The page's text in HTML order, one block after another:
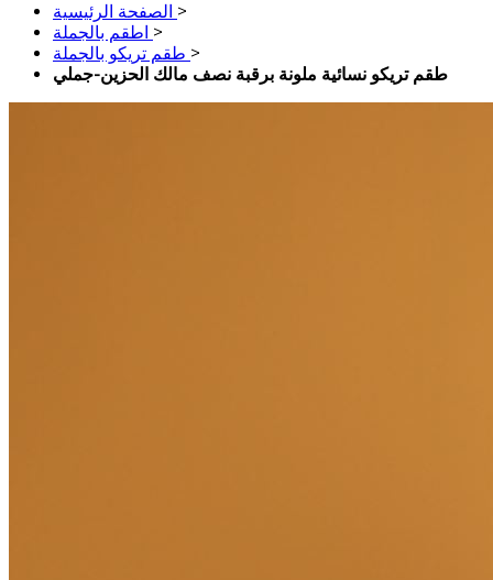
الصفحة الرئيسية >
اطقم بالجملة >
طقم تريكو بالجملة >
طقم تريكو نسائية ملونة برقبة نصف مالك الحزين-جملي